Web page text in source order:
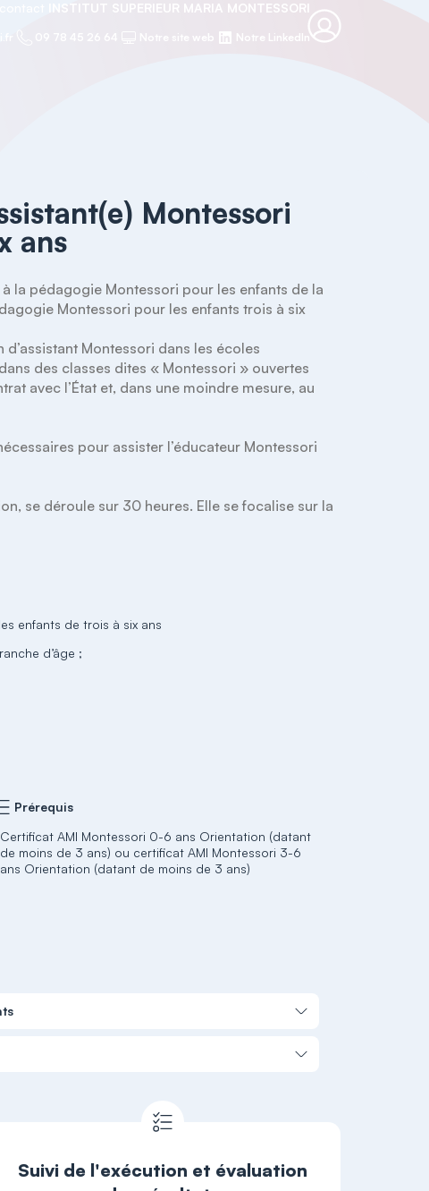
INSTITUT SUPERIEUR MARIA MONTESSORI
Notre site web Notre LinkedIn
Montessori
ans
la pédagogie Montessori pour les enfants de la
Montessori pour les enfants trois à six
Montessori dans les écoles
des classes dites « Montessori » ouvertes
avec l’État et, dans une moindre mesure, au
pour assister l’éducateur Montessori
se déroule sur 30 heures. Elle se focalise sur la
enfants de trois à six ans
d’âge ;
Prérequis
Certificat AMI Montessori 0-6 ans Orientation (datant
de moins de 3 ans) ou certificat AMI Montessori 3-6
ans Orientation (datant de moins de 3 ans)
Suivi de l'exécution et évaluation